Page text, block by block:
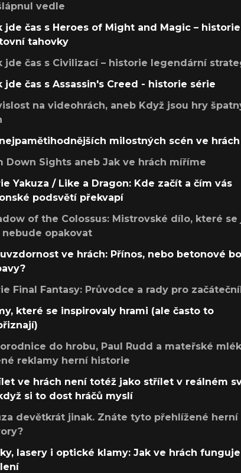
vedle
jde čas s Heroes of Might and Magic – historie
tahovky
jde čas s Civilizací – historie legendární
jde čas s Assassin's Creed - historie série
na videohrách, aneb Když jsou hry
milostných scén ve hrách
Down Sights aneb Jak ve hrách míříme
Yakuza / Like a Dragon: Kde začít a čím vás
podsvětí překvapí
of the Colossus: Mistrovské dílo, které se
nebude opakovat
ve hrách: Přínos, nebo betonové
Final Fantasy: Průvodce a rady pro
které se inspirovaly hrami (ale často to
do hrobu, Paul Rudd a mateřské
reklamy herní historie
ve hrách není totéž jako střílet v reálném
si to dost hráčů myslí
devětkrát jinak. Znáte tyto přehlížené herní
lasery i optické klamy: Jak ve hrách funguje